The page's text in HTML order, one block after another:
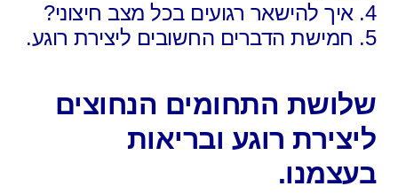
4. איך להישאר רגועים בכל מצב חיצוני?
5. חמישת הדברים החשובים ליצירת רוגע.
שלושת התחומים הנחוצים
ליצירת רוגע ובריאות
בעצמנו.